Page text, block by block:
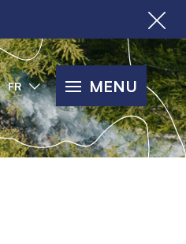
FR MENU